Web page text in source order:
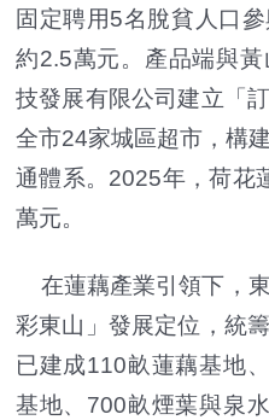
固定聘用5名脫貧人口
約2.5萬元。產品端與
技發展有限公司建立「
全市24家城區超市，構
通體系。2025年，荷花
萬元。
在蓮藕產業引領下，
彩東山」發展定位，統
已建成110畝蓮藕基地
基地、700畝煙葉與泉